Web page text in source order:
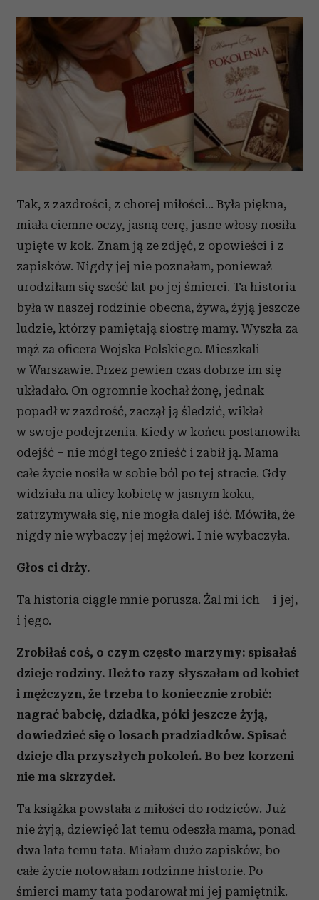
Tak, z zazdrości, z chorej miłości... Była piękna,
miała ciemne oczy, jasną cerę, jasne włosy nosiła
upięte w kok. Znam ją ze zdjęć, z opowieści i z
zapisków. Nigdy jej nie poznałam, ponieważ
urodziłam się sześć lat po jej śmierci. Ta historia
była w naszej rodzinie obecna, żywa, żyją jeszcze
ludzie, którzy pamiętają siostrę mamy. Wyszła za
mąż za oficera Wojska Polskiego. Mieszkali
w Warszawie. Przez pewien czas dobrze im się
układało. On ogromnie kochał żonę, jednak
popadł w zazdrość, zaczął ją śledzić, wikłał
w swoje podejrzenia. Kiedy w końcu postanowiła
odejść – nie mógł tego znieść i zabił ją. Mama
całe życie nosiła w sobie ból po tej stracie. Gdy
widziała na ulicy kobietę w jasnym koku,
zatrzymywała się, nie mogła dalej iść. Mówiła, że
nigdy nie wybaczy jej mężowi. I nie wybaczyła.
Głos ci drży.
Ta historia ciągle mnie porusza. Żal mi ich – i jej,
i jego.
Zrobiłaś coś, o czym często marzymy: spisałaś
dzieje rodziny. Ileż to razy słyszałam od kobiet
i mężczyzn, że trzeba to koniecznie zrobić:
nagrać babcię, dziadka, póki jeszcze żyją,
dowiedzieć się o losach pradziadków. Spisać
dzieje dla przyszłych pokoleń. Bo bez korzeni
nie ma skrzydeł.
Ta książka powstała z miłości do rodziców. Już
nie żyją, dziewięć lat temu odeszła mama, ponad
dwa lata temu tata. Miałam dużo zapisków, bo
całe życie notowałam rodzinne historie. Po
śmierci mamy tata podarował mi jej pamiętnik.